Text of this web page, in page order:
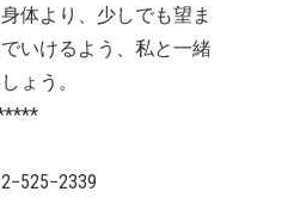
体より、少しでも望ま
いけるよう、私と一緒
ょう。